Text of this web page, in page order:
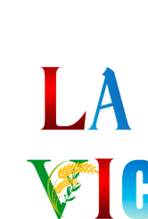
PRESUPUESTO:
Cédulas
Ejecución
Obras y